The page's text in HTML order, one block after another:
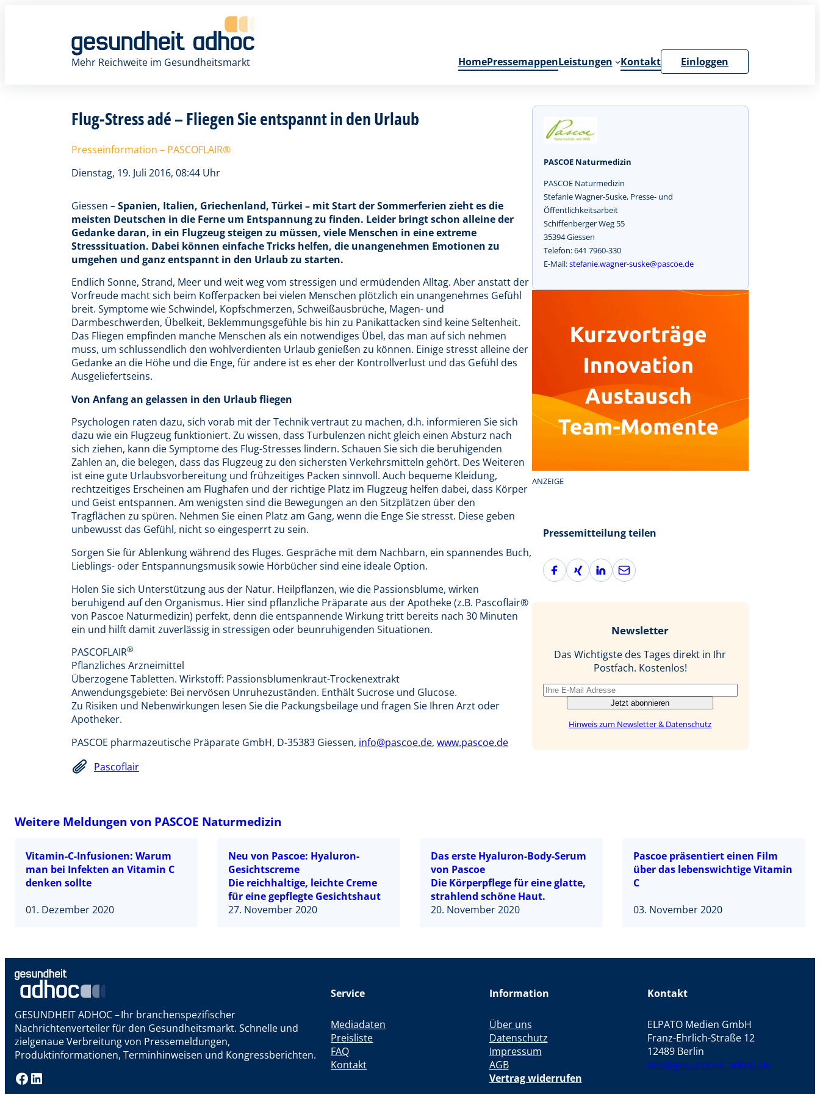
Mehr Reichweite im Gesundheitsmarkt
HomePressemappenLeistungen Kontakt Einloggen
Flug-Stress adé – Fliegen Sie entspannt in den Urlaub
Presseinformation – PASCOFLAIR®
Dienstag, 19. Juli 2016, 08:44 Uhr
Giessen –Spanien, Italien, Griechenland, Türkei – mit Start der Sommerferien zieht es die
meisten Deutschen in die Ferne um Entspannung zu finden. Leider bringt schon alleine der
Gedanke daran, in ein Flugzeug steigen zu müssen, viele Menschen in eine extreme
Stresssituation. Dabei können einfache Tricks helfen, die unangenehmen Emotionen zu
umgehen und ganz entspannt in den Urlaub zu starten.
Endlich Sonne, Strand, Meer und weit weg vom stressigen und ermüdenden Alltag. Aber anstatt der
Vorfreude macht sich beim Kofferpacken bei vielen Menschen plötzlich ein unangenehmes Gefühl
breit. Symptome wie Schwindel, Kopfschmerzen, Schweißausbrüche, Magen- und
Darmbeschwerden, Übelkeit, Beklemmungsgefühle bis hin zu Panikattacken sind keine Seltenheit.
Das Fliegen empfinden manche Menschen als ein notwendiges Übel, das man auf sich nehmen
muss, um schlussendlich den wohlverdienten Urlaub genießen zu können. Einige stresst alleine der
Gedanke an die Höhe und die Enge, für andere ist es eher der Kontrollverlust und das Gefühl des
Ausgeliefertseins.
Von Anfang an gelassen in den Urlaub fliegen
Psychologen raten dazu, sich vorab mit der Technik vertraut zu machen, d.h. informieren Sie sich
dazu wie ein Flugzeug funktioniert. Zu wissen, dass Turbulenzen nicht gleich einen Absturz nach
sich ziehen, kann die Symptome des Flug-Stresses lindern. Schauen Sie sich die beruhigenden
Zahlen an, die belegen, dass das Flugzeug zu den sichersten Verkehrsmitteln gehört. Des Weiteren
ist eine gute Urlaubsvorbereitung und frühzeitiges Packen sinnvoll. Auch bequeme Kleidung,
rechtzeitiges Erscheinen am Flughafen und der richtige Platz im Flugzeug helfen dabei, dass Körper
und Geist entspannen. Am wenigsten sind die Bewegungen an den Sitzplätzen über den
Tragflächen zu spüren. Nehmen Sie einen Platz am Gang, wenn die Enge Sie stresst. Diese geben
unbewusst das Gefühl, nicht so eingesperrt zu sein.
Sorgen Sie für Ablenkung während des Fluges. Gespräche mit dem Nachbarn, ein spannendes Buch,
Lieblings- oder Entspannungsmusik sowie Hörbücher sind eine ideale Option.
Holen Sie sich Unterstützung aus der Natur. Heilpflanzen, wie die Passionsblume, wirken
beruhigend auf den Organismus. Hier sind pflanzliche Präparate aus der Apotheke (z.B. Pascoflair®
von Pascoe Naturmedizin) perfekt, denn die entspannende Wirkung tritt bereits nach 30 Minuten
ein und hilft damit zuverlässig in stressigen oder beunruhigenden Situationen.
PASCOFLAIR®
Pflanzliches Arzneimittel
Überzogene Tabletten. Wirkstoff: Passionsblumenkraut-Trockenextrakt
Anwendungsgebiete: Bei nervösen Unruhezuständen. Enthält Sucrose und Glucose.
Zu Risiken und Nebenwirkungen lesen Sie die Packungsbeilage und fragen Sie Ihren Arzt oder
Apotheker.
PASCOE pharmazeutische Präparate GmbH, D-35383 Giessen, info@pascoe.de, www.pascoe.de
Pascoflair
PASCOE Naturmedizin
PASCOE Naturmedizin
Stefanie Wagner-Suske, Presse- und
Öffentlichkeitsarbeit
Schiffenberger Weg 55
35394 Giessen
Telefon: 641 7960-330
E-Mail:stefanie.wagner-suske@pascoe.de
ANZEIGE
Pressemitteilung teilen
F
a
X
i
L
i
n
E
-
l
Newsletter
Das Wichtigste des Tages direkt in Ihr
Postfach. Kostenlos!
Jetzt abonnieren
Hinweis zum Newsletter & Datenschutz
Weitere Meldungen von PASCOE Naturmedizin
Vitamin-C-Infusionen: Warum
man bei Infekten an Vitamin C
denken sollte
01. Dezember 2020
Neu von Pascoe: Hyaluron-
Gesichtscreme
Die reichhaltige, leichte Creme
für eine gepflegte Gesichtshaut
27. November 2020
Das erste Hyaluron-Body-Serum
von Pascoe
Die Körperpflege für eine glatte,
strahlend schöne Haut.
20. November 2020
Pascoe präsentiert einen Film
über das lebenswichtige Vitamin
C
03. November 2020
GESUNDHEIT ADHOC – Ihr branchenspezifischer
Nachrichtenverteiler für den Gesundheitsmarkt. Schnelle und
zielgenaue Verbreitung von Pressemeldungen,
Produktinformationen, Terminhinweisen und Kongressberichten.
Facebook LinkedIn
Service
Mediadaten
Preisliste
FAQ
Kontakt
Information
Über uns
Datenschutz
Impressum
AGB
Vertrag widerrufen
Kontakt
ELPATO Medien GmbH
Franz-Ehrlich-Straße 12
12489 Berlin
info@gesundheit-adhoc.de